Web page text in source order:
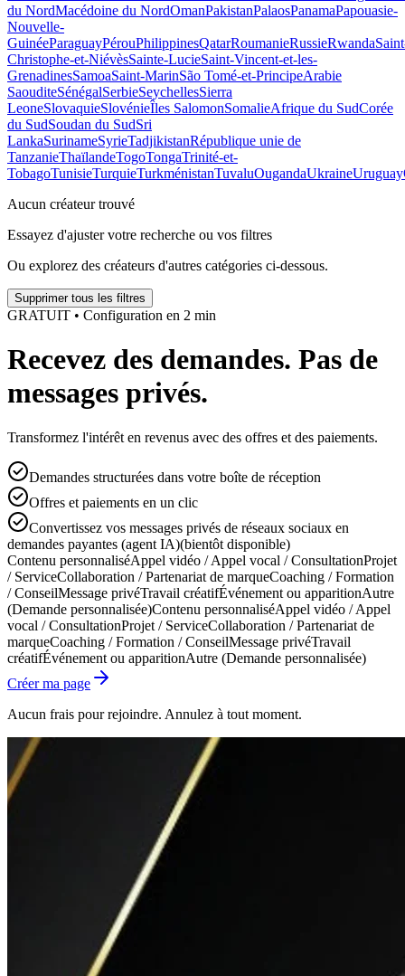
du NordMacédoine du NordOmanPakistanPalaosPanamaPapouasie-
Nouvelle-
GuinéeParaguayPérouPhilippinesQatarRoumanieRussieRwanda
Christophe-et-NiévèsSainte-LucieSaint-Vincent-et-les-
GrenadinesSamoaSaint-MarinSão Tomé-et-PrincipeArabie
SaouditeSénégalSerbieSeychellesSierra
LeoneSlovaquieSlovénieÎles SalomonSomalieAfrique du SudCorée
du SudSoudan du SudSri
LankaSurinameSyrieTadjikistanRépublique unie de
TanzanieThaïlandeTogoTongaTrinité-et-
TobagoTunisieTurquieTurkménistanTuvaluOugandaUkraineUruguay
Aucun créateur trouvé
Essayez d'ajuster votre recherche ou vos filtres
Ou explorez des créateurs d'autres catégories ci-dessous.
Supprimer tous les filtres
GRATUIT • Configuration en 2 min
Recevez des demandes. Pas de
messages privés.
Transformez l'intérêt en revenus avec des offres et des paiements.
Demandes structurées dans votre boîte de réception
Offres et paiements en un clic
Convertissez vos messages privés de réseaux sociaux en
demandes payantes (agent IA)(bientôt disponible)
Contenu personnaliséAppel vidéo / Appel vocal / ConsultationProjet
/ ServiceCollaboration / Partenariat de marqueCoaching / Formation
/ ConseilMessage privéTravail créatifÉvénement ou apparitionAutre
(Demande personnalisée)Contenu personnaliséAppel vidéo / Appel
vocal / ConsultationProjet / ServiceCollaboration / Partenariat de
marqueCoaching / Formation / ConseilMessage privéTravail
créatifÉvénement ou apparitionAutre (Demande personnalisée)
Créer ma page
Aucun frais pour rejoindre. Annulez à tout moment.